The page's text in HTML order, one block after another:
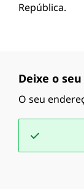
República.
Deixe o
O seu